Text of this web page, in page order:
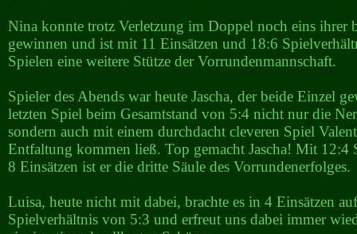
Nina konnte trotz Verletzung im Doppel noch eins ihrer
gewinnen und ist mit 11 Einsätzen und 18:6
Spielen eine weitere Stütze der Vorrundenmannschaft.
Spieler des Abends war heute Jascha, der beide Einzel
letzten Spiel beim Gesamtstand von 5:4 nicht nur die
sondern auch mit einem durchdacht cleveren Spiel
Entfaltung kommen ließ. Top gemacht Jascha! Mit 12:4
8 Einsätzen ist er die dritte Säule des Vorrundenerfolges.
Luisa, heute nicht mit dabei, brachte es in 4 Einsätzen
Spielverhältnis von 5:3 und erfreut uns dabei immer